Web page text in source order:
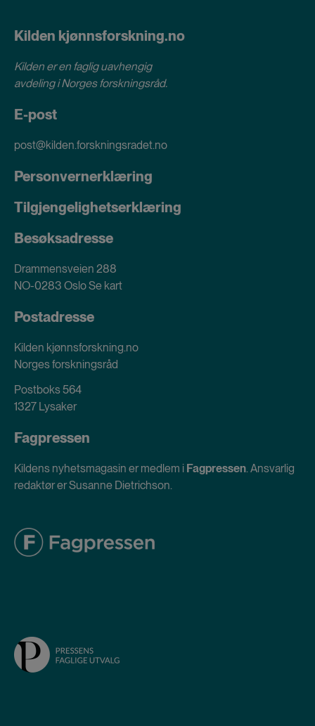
Kilden kjønnsforskning.no
Kilden er en faglig uavhengig
avdeling iNorges forskningsråd.
E-post
post@kilden.forskningsradet.no
Personvernerklæring
Tilgjengelighetserklæring
Besøksadresse
Drammensveien 288
NO-0283 OsloSe kart
Postadresse
Kilden kjønnsforskning.no
Norges forskningsråd
Postboks 564
1327 Lysaker
Fagpressen
Kildens nyhetsmagasin er medlem i Fagpressen. Ansvarlig
redaktør er Susanne Dietrichson.